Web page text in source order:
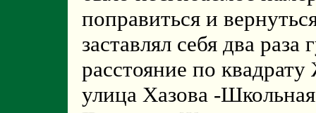
поправиться и
заставлял себя два
расстояние по
улица Хазова -